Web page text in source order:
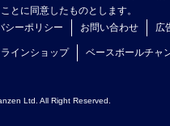
とに同意したものとします。
シーポリシー お問い合わせ 広
インショップ ベースボールチャ
Ltd. All Right Reserved.